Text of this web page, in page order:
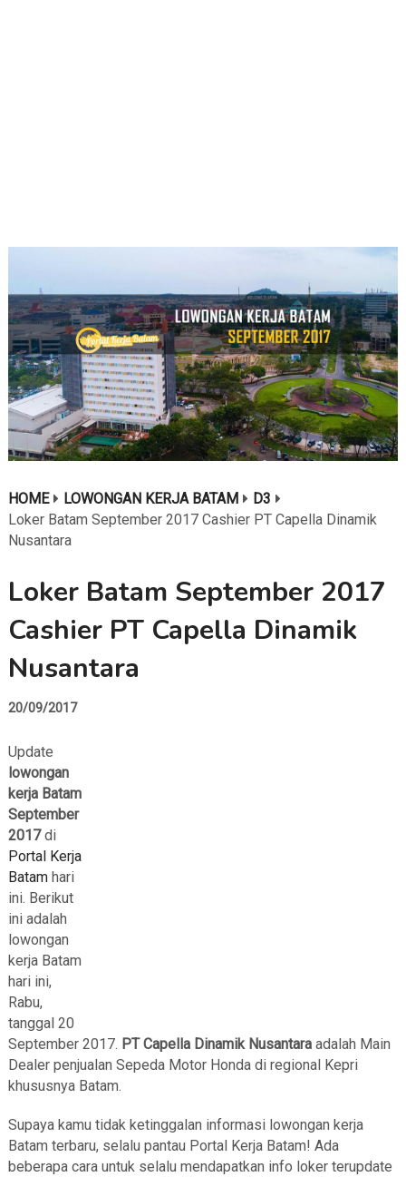
HOME LOWONGAN KERJA BATAM
D3
Loker Batam September 2017 Cashier PT Capella Dinamik
Nusantara
Loker Batam September 2017
Cashier PT Capella Dinamik
Nusantara
20/09/2017
Update
lowongan
kerja Batam
September
2017di
Portal Kerja
Batamhari
ini. Berikut
ini adalah
lowongan
kerja Batam
hari ini,
Rabu,
tanggal 20
September 2017. PT Capella Dinamik Nusantara adalah Main
Dealer penjualan Sepeda Motor Honda di regional Kepri
khususnya Batam.
Supaya kamu tidak ketinggalan informasi lowongan kerja
Batam terbaru, selalu pantau Portal Kerja Batam! Ada
beberapa cara untuk selalu mendapatkan info loker terupdate